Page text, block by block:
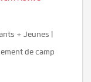
+ Jeunes |
de camp